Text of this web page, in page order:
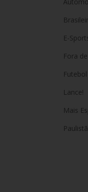
E-
Fora
Futebol
Lance!
Mais